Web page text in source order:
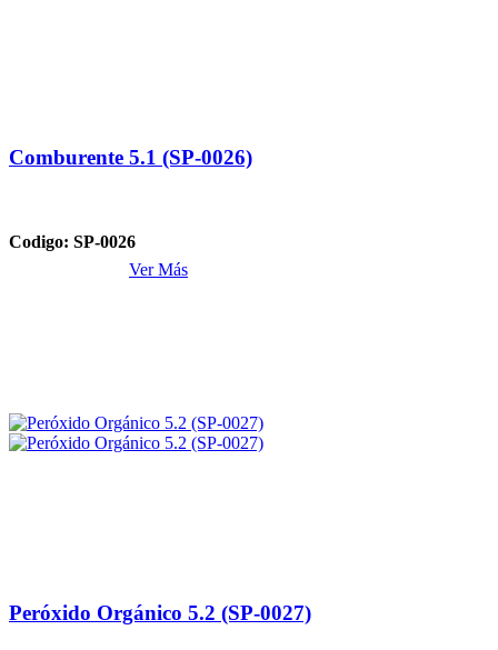
Comburente 5.1 (SP-0026)
Codigo: SP-0026
Ver Más
Peróxido Orgánico 5.2 (SP-0027)